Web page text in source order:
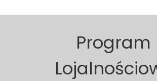
Program